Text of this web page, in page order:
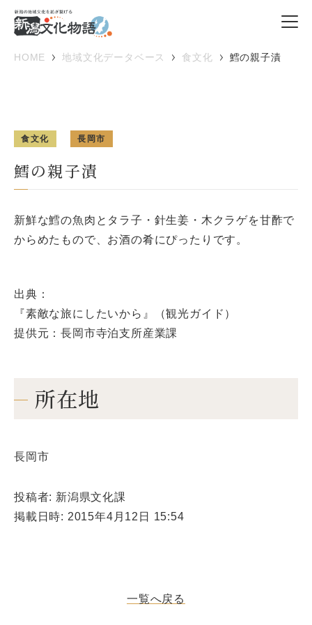
HOME 地域文化データベース 食文化 鱈の親子漬
食文化 長岡市
鱈の親子漬
新鮮な鱈の魚肉とタラ子・針生姜・木クラゲを甘酢で
からめたもので、お酒の肴にぴったりです。
出典：
『素敵な旅にしたいから』（観光ガイド）
提供元：長岡市寺泊支所産業課
所在地
長岡市
投稿者: 新潟県文化課
掲載日時: 2015年4月12日 15:54
一覧へ戻る